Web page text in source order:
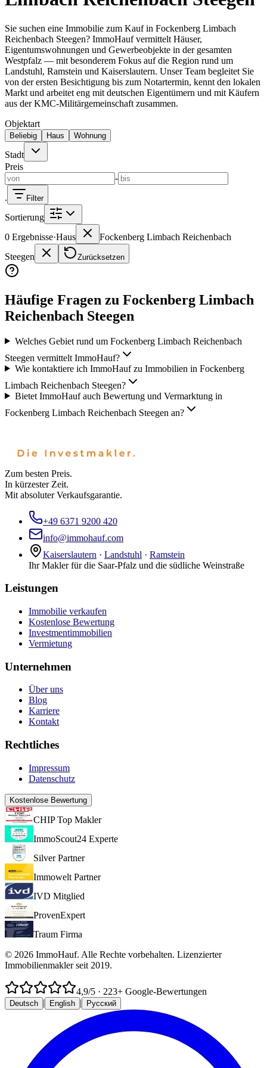
KaiserslauternHäuser KLWohnungen KLLandstuhlHäuser
Otterbach
Immobilienmakler vor Ort
Kaiserslautern Landstuhl Ramstein
Sie suchen eine Immobilie zum Kauf in Fockenberg Limbach
Reichenbach Steegen? ImmoHauf vermittelt Häuser,
Eigentumswohnungen und Gewerbeobjekte in der gesamten
Westpfalz — mit besonderem Fokus auf die Region rund um
Landstuhl, Ramstein und Kaiserslautern. Unser Team begleitet Sie
von der ersten Besichtigung bis zum Notartermin, kennt den lokalen
Markt und arbeitet eng mit deutschen Eigentümern und mit Käufern
aus der KMC-Militärgemeinschaft zusammen.
Objektart
Beliebig Haus Wohnung
Stadt
Preis
-
.
Filter
Sortierung
0 Ergebnisse·Haus
Fockenberg Limbach Reichenbach
Steegen
Zurücksetzen
Häufige Fragen zu Fockenberg Limbach
Reichenbach Steegen
Welches Gebiet rund um Fockenberg Limbach Reichenbach
Steegen vermittelt ImmoHauf?
Wie kontaktiere ich ImmoHauf zu Immobilien in Fockenberg
Limbach Reichenbach Steegen?
Bietet ImmoHauf auch Bewertung und Vermarktung in
Fockenberg Limbach Reichenbach Steegen an?
Zum besten Preis.
In kürzester Zeit.
Mit absoluter Verkaufsgarantie.
+49 6371 9200 420
info@immohauf.com
Kaiserslautern · Landstuhl · Ramstein
Ihr Makler für die Saar-Pfalz und die südliche Weinstraße
Leistungen
Immobilie verkaufen
Kostenlose Bewertung
Investmentimmobilien
Vermietung
Unternehmen
Über uns
Blog
Karriere
Kontakt
Rechtliches
Impressum
Datenschutz
Kostenlose Bewertung
CHIP Top Makler
ImmoScout24 Experte
Silver Partner
Immowelt Partner
IVD Mitglied
ProvenExpert
Traum Firma
© 2026 ImmoHauf. Alle Rechte vorbehalten. Lizenzierter
Immobilienmakler seit 2019.
4,9/5 · 223+ Google-Bewertungen
Deutsch | English | Русский